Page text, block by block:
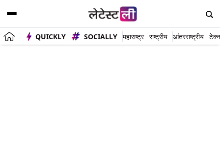
QUICKLY SOCIALLY महाराष्ट्र राष्ट्रीय आंतरराष्ट्रीय